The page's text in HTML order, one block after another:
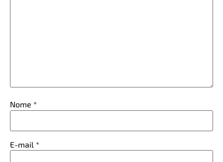
Nome *
E-mail *